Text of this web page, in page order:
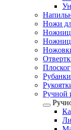
Ножи
Рубанки
Ручной